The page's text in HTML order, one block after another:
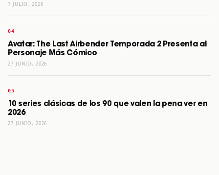
1 JULIO, 2026
Avatar: The Last Airbender Temporada 2 Presenta al
Personaje Más Cómico
27 JUNIO, 2026
10 series clásicas de los 90 que valen la pena ver en
2026
27 JUNIO, 2026